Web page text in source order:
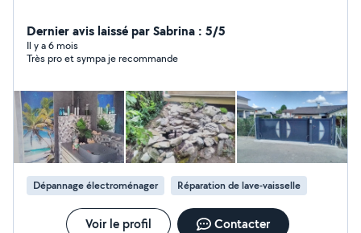
Dernier avis laissé par Sabrina : 5/5
Il y a 6 mois
Très pro et sympa je recommande
Dépannage électroménager Réparation de lave-vaisselle
Voir le profil Contacter